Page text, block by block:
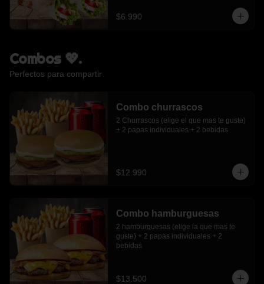
$6.990
Combos 💖.
Perfectos para compartir
Combo churrascos
2 Churrascos (elige el que mas te guste)
+ 2 papas individuales + 2 bebidas
$12.990
Combo hamburguesas
2 hamburguesas (elige la que mas te
guste) + 2 papas individuales + 2
bebidas
$13.500